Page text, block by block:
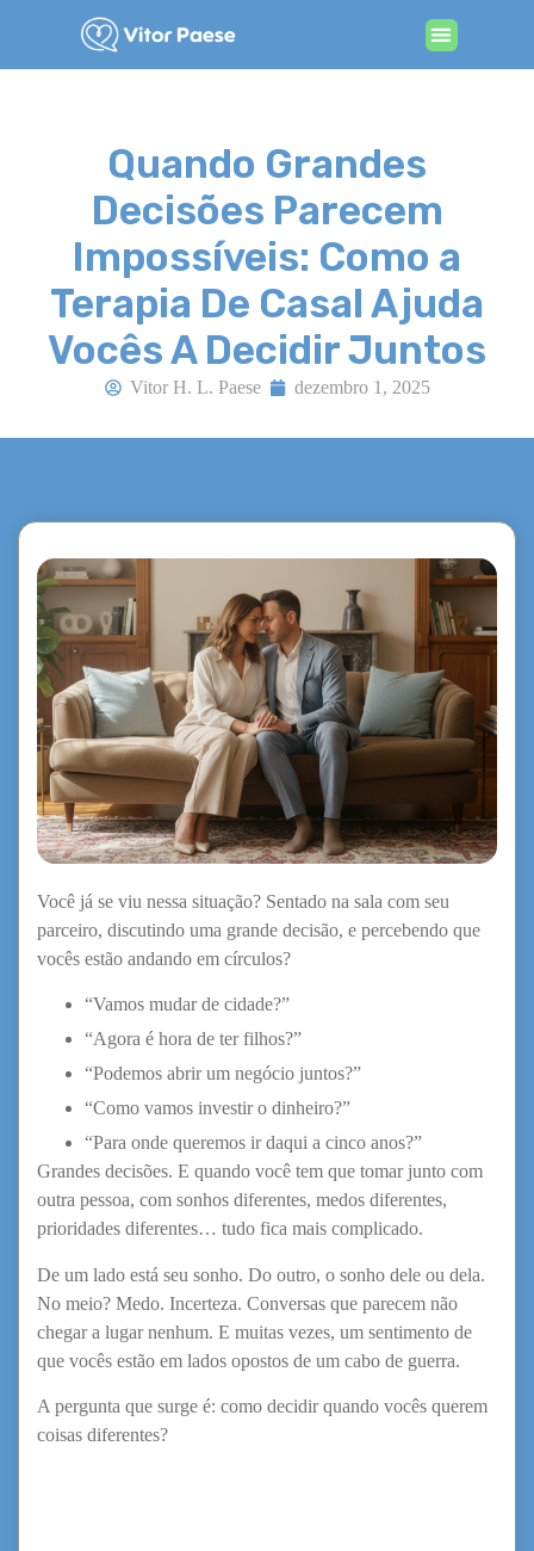
Quando Grandes
Decisões Parecem
Impossíveis: Como a
Terapia De Casal Ajuda
Vocês A Decidir Juntos
Vitor H. L. Paese dezembro 1, 2025
Você já se viu nessa situação? Sentado na sala com seu
parceiro, discutindo uma grande decisão, e percebendo que
vocês estão andando em círculos?
“Vamos mudar de cidade?”
“Agora é hora de ter filhos?”
“Podemos abrir um negócio juntos?”
“Como vamos investir o dinheiro?”
“Para onde queremos ir daqui a cinco anos?”
Grandes decisões. E quando você tem que tomar junto com
outra pessoa, com sonhos diferentes, medos diferentes,
prioridades diferentes… tudo fica mais complicado.
De um lado está seu sonho. Do outro, o sonho dele ou dela.
No meio? Medo. Incerteza. Conversas que parecem não
chegar a lugar nenhum. E muitas vezes, um sentimento de
que vocês estão em lados opostos de um cabo de guerra.
A pergunta que surge é: como decidir quando vocês querem
coisas diferentes?